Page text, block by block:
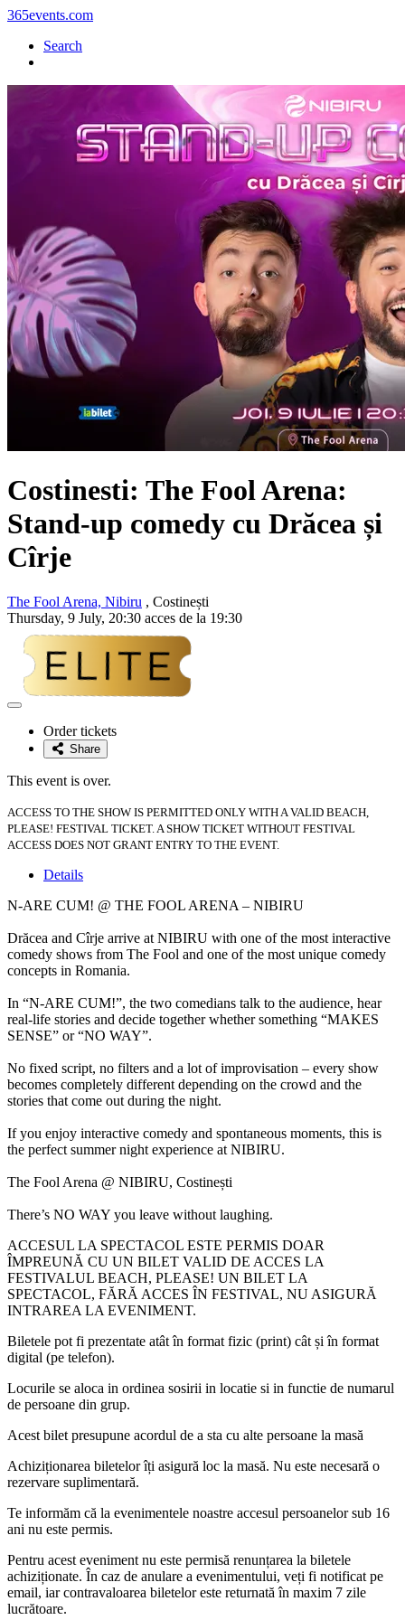
365events.com
Search
Costinesti: The Fool Arena:
Stand-up comedy cu Drăcea și
Cîrje
The Fool Arena, Nibiru , Costinești
Thursday, 9 July, 20:30 acces de la 19:30
Adaugă
favoriteOrder tickets
Share
This event is over.
ACCESS TO THE SHOW IS PERMITTED ONLY WITH A VALID BEACH,
PLEASE! FESTIVAL TICKET. A SHOW TICKET WITHOUT FESTIVAL
ACCESS DOES NOT GRANT ENTRY TO THE EVENT.
Details
N-ARE CUM! @ THE FOOL ARENA – NIBIRU
Drăcea and Cîrje arrive at NIBIRU with one of the most interactive
comedy shows from The Fool and one of the most unique comedy
concepts in Romania.
In “N-ARE CUM!”, the two comedians talk to the audience, hear
real-life stories and decide together whether something “MAKES
SENSE” or “NO WAY”.
No fixed script, no filters and a lot of improvisation – every show
becomes completely different depending on the crowd and the
stories that come out during the night.
If you enjoy interactive comedy and spontaneous moments, this is
the perfect summer night experience at NIBIRU.
The Fool Arena @ NIBIRU, Costinești
There’s NO WAY you leave without laughing.
ACCESUL LA SPECTACOL ESTE PERMIS DOAR
ÎMPREUNĂ CU UN BILET VALID DE ACCES LA
FESTIVALUL BEACH, PLEASE! UN BILET LA
SPECTACOL, FĂRĂ ACCES ÎN FESTIVAL, NU ASIGURĂ
INTRAREA LA EVENIMENT.
Biletele pot fi prezentate atât în format fizic (print) cât și în format
digital (pe telefon).
Locurile se aloca in ordinea sosirii in locatie si in functie de numarul
de persoane din grup.
Acest bilet presupune acordul de a sta cu alte persoane la masă
Achiziționarea biletelor îți asigură loc la masă. Nu este necesară o
rezervare suplimentară.
Te informăm că la evenimentele noastre accesul persoanelor sub 16
ani nu este permis.
Pentru acest eveniment nu este permisă renunțarea la biletele
achiziționate. În caz de anulare a evenimentului, veți fi notificat pe
email, iar contravaloarea biletelor este returnată în maxim 7 zile
lucrătoare.